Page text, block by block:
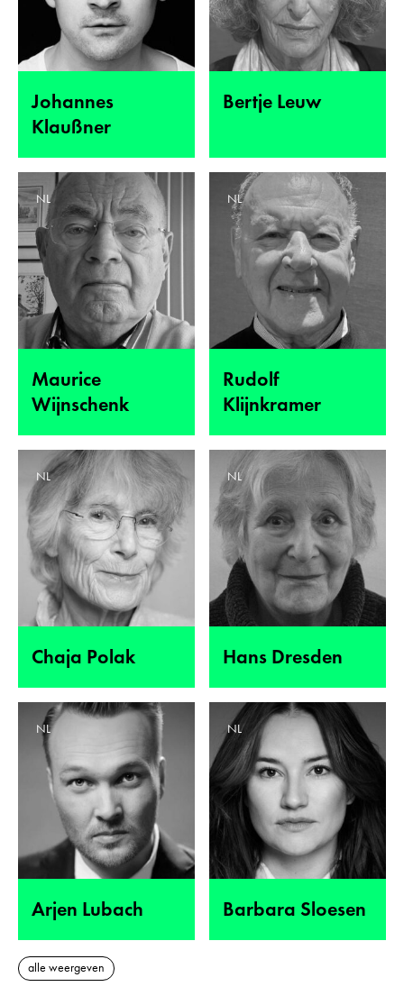
Johannes
Klaußner
Bertje Leuw
Maurice
Wijnschenk
NL
Rudolf
Klijnkramer
NL
Chaja Polak
NL
Hans Dresden
NL
Arjen Lubach
NL
Barbara Sloesen
NL
alle weergeven